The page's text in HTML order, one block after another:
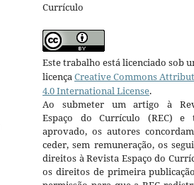
Currículo
Este trabalho está licenciado sob
licençaCreative Commons
4.0 International License.
Ao submeter um artigo à
Espaço do Currículo (REC) e
aprovado, os autores
ceder, sem remuneração, os
direitos à Revista Espaço do
os direitos de primeira